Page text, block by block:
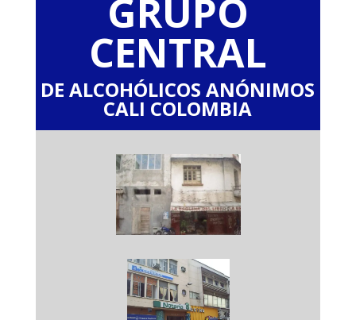
GRUPO
CENTRAL
DE ALCOHÓLICOS ANÓNIMOS
CALI COLOMBIA